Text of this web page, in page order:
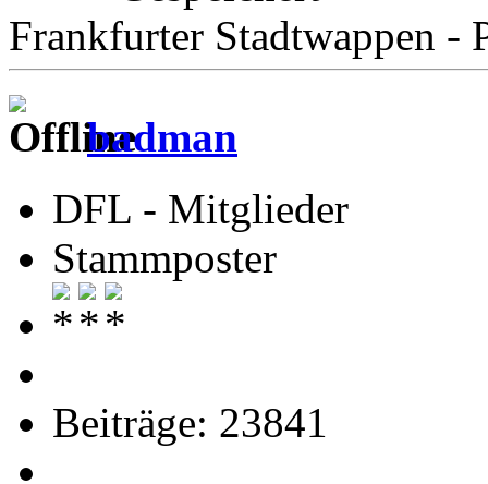
Frankfurter Stadtwappen -
badman
DFL - Mitglieder
Stammposter
Beiträge: 23841